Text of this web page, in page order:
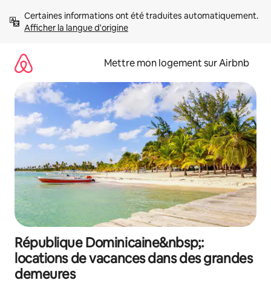
directement
Afficher la langue d'origine
Mettre mon logement sur Airbnb
République Dominicaine&nbsp;:
locations de vacances dans des grandes
demeures